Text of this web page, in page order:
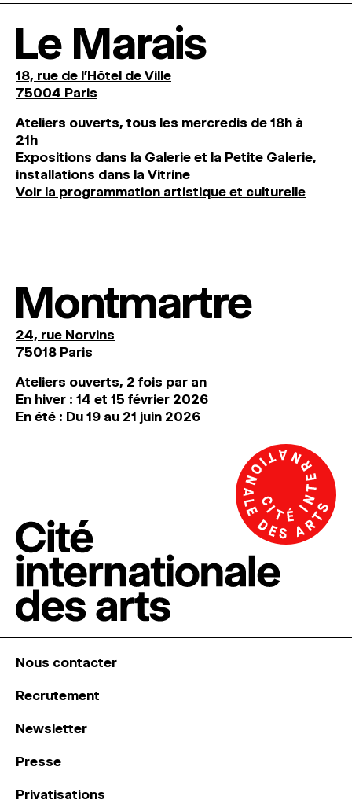
Le Marais
18, rue de l'Hôtel de Ville
75004 Paris
Ateliers ouverts, tous les mercredis de 18h à
21h
Expositions dans la Galerie et la Petite Galerie,
installations dans la Vitrine
Voir la programmation artistique et culturelle
Montmartre
24, rue Norvins
75018 Paris
Ateliers ouverts, 2 fois par an
En hiver : 14 et 15 février 2026
En été : Du 19 au 21 juin 2026
Nous contacter
Recrutement
Newsletter
Presse
Privatisations